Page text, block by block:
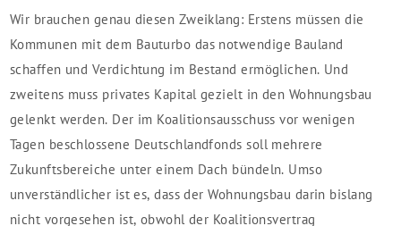
Wir brauchen genau diesen Zweiklang: Erstens müssen die
Kommunen mit dem Bauturbo das notwendige Bauland
schaffen und Verdichtung im Bestand ermöglichen. Und
zweitens muss privates Kapital gezielt in den Wohnungsbau
gelenkt werden. Der im Koalitionsausschuss vor wenigen
Tagen beschlossene Deutschlandfonds soll mehrere
Zukunftsbereiche unter einem Dach bündeln. Umso
unverständlicher ist es, dass der Wohnungsbau darin bislang
nicht vorgesehen ist, obwohl der Koalitionsvertrag